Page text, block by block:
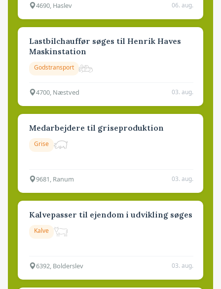
4690, Haslev 06. aug.
Lastbilchauffør søges til Henrik Haves
Maskinstation
Godstransport
4700, Næstved 03. aug.
Medarbejdere til griseproduktion
Grise
9681, Ranum 03. aug.
Kalvepasser til ejendom i udvikling søges
Kalve
6392, Bolderslev 03. aug.